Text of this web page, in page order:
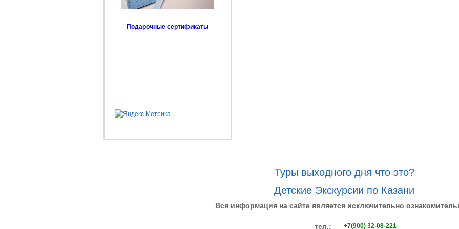
Подарочные сертификаты
Туры выходного дня что это?
Детские Экскурсии по Казани
Вся информация на сайте является исключительно
тел.: +7(900) 32-08-221